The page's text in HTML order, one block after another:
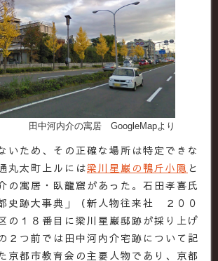
田中河内介の寓居 GoogleMapより
いため、その正確な場所は特定できな
丸太町上ルには梁川星巌の鴨斤小隠 と
の寓居・臥龍窟があった。石田孝喜氏
史跡大事典」（新人物往来社 ２００
の１８番目に梁川星巌邸跡が採り上げ
２つ前では田中河内介宅跡について記
京都市教育会の主要人物であり、京都